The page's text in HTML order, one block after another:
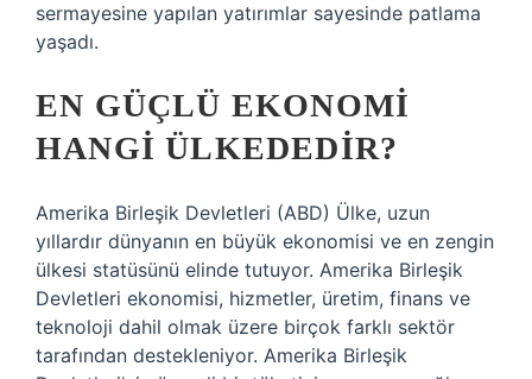
sermayesine yapılan yatırımlar sayesinde patlama
yaşadı.
EN GÜÇLÜ EKONOMI
HANGI ÜLKEDEDIR?
Amerika Birleşik Devletleri (ABD) Ülke, uzun
yıllardır dünyanın en büyük ekonomisi ve en zengin
ülkesi statüsünü elinde tutuyor. Amerika Birleşik
Devletleri ekonomisi, hizmetler, üretim, finans ve
teknoloji dahil olmak üzere birçok farklı sektör
tarafından destekleniyor. Amerika Birleşik